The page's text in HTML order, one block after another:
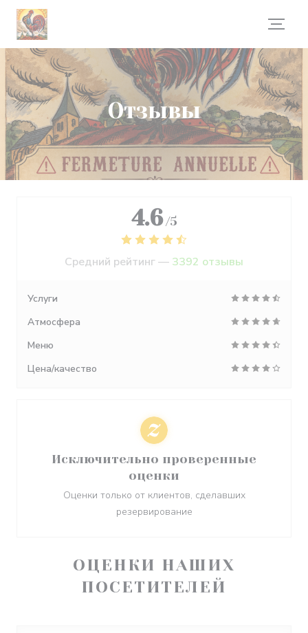
Панель управления cookies
Отзывы
ОЦЕНКИ НАШИХ
ПОСЕТИТЕЛЕЙ
4.6 /5
Средний рейтинг — 3392 отзывы
Услуги
Атмосфера
Меню
Цена/качество
Исключительно проверенные
оценки
Оценки только от клиентов, сделавших
резервирование